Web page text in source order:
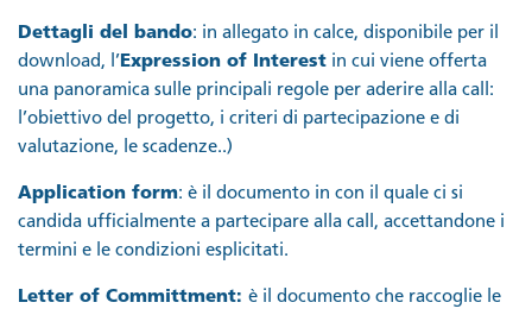
Dettagli del bando: in allegato in calce, disponibile per il
download, l’Expression of Interest in cui viene offerta
una panoramica sulle principali regole per aderire alla call:
l’obiettivo del progetto, i criteri di partecipazione e di
valutazione, le scadenze..)
Application form: è il documento in con il quale ci si
candida ufficialmente a partecipare alla call, accettandone i
termini e le condizioni esplicitati.
Letter of Committment: è il documento che raccoglie le